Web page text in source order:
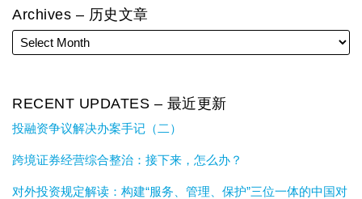
Archives – 历史文章
RECENT UPDATES – 最近更新
投融资争议解决办案手记（二）
跨境证券经营综合整治：接下来，怎么办？
对外投资规定解读：构建“服务、管理、保护”三位一体的中国对